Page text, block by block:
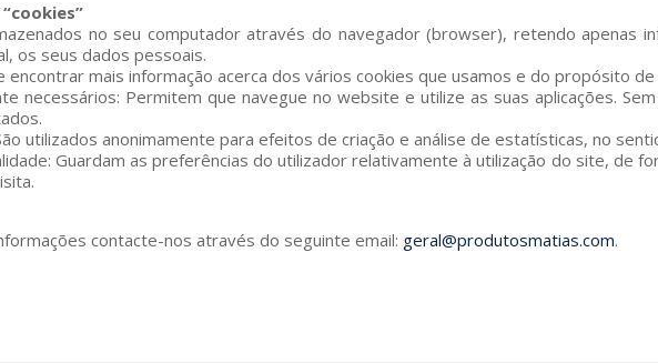
no seu computador através do navegador (browser), retendo apenas
os seus dados pessoais.
mais informação acerca dos vários cookies que usamos e do propósito de
necessários: Permitem que navegue no website e utilize as suas aplicações.
utilizados anonimamente para efeitos de criação e análise de estatísticas, no
Guardam as preferências do utilizador relativamente à utilização do site, de
contacte-nos através do seguinte email: geral@produtosmatias.com.